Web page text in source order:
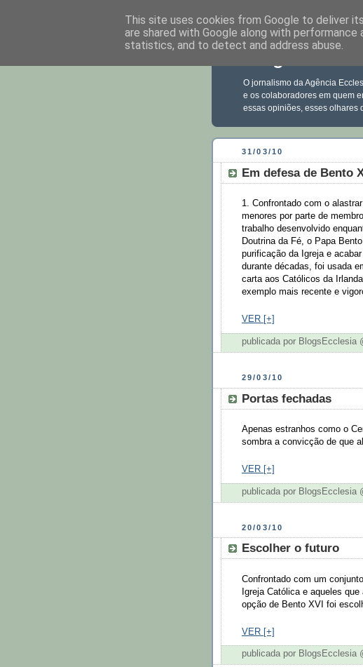
O jornalismo da Agência
e os colaboradores em quem
essas opiniões, esses olhares
31/03/10
Em defesa de Bento
1. Confrontado com o
menores por parte de
trabalho desenvolvido
Doutrina da Fé, o Papa
purificação da Igreja e
durante décadas, foi usada
carta aos Católicos da
exemplo mais recente e
VER [+]
publicada por BlogsEcclesia
29/03/10
Portas fechadas
Apenas estranhos como o
sombra a convicção de que
VER [+]
publicada por BlogsEcclesia
20/03/10
Escolher o futuro
Confrontado com um
Igreja Católica e aqueles
opção de Bento XVI foi
VER [+]
publicada por BlogsEcclesia
This site uses cookies from Google to deliver
are shared with Google along with
statistics, and to detect and address abuse.